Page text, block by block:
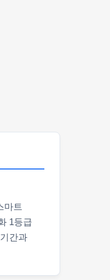
마트
1등급
간과